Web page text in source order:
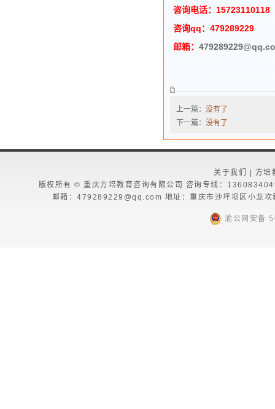
咨询电话：15723110118
咨询qq：479289229
邮箱：
上一篇： 没有了
下一篇： 没有了
关于我们
方培
版权所有 © 重庆方培教育咨询有限公司 咨询专线：
邮箱：479289229@qq.com 地址：重庆市沙坪坝区小龙
渝公网安备